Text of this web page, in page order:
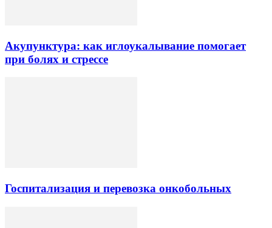
Акупунктура: как иглоукалывание помогает
при болях и стрессе
Госпитализация и перевозка онкобольных